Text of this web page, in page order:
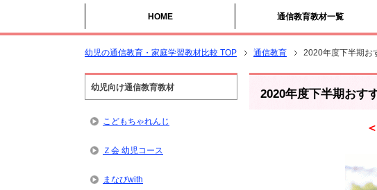
HOME 通信教育教材一覧
幼児の通信教育・家庭学習教材比較 TOP 通信教育 2020年度下半期お
2020年度下半期おす
幼児向け通信教育教材
こどもちゃれんじ
Ｚ会 幼児コース
まなびwith